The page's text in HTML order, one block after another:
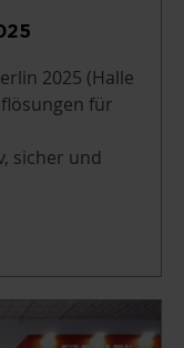
2025 (Halle
für
sicher und